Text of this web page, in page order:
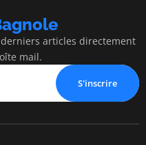
articles directement
mail.
S'inscrire